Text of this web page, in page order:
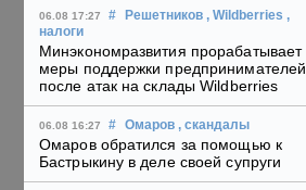
06.08 17:27 # Решетников , Wildberries ,
налоги
Минэкономразвития прорабатывает
меры поддержки предпринимателей
после атак на склады Wildberries
06.08 16:27 # Омаров , скандалы
Омаров обратился за помощью к
Бастрыкину в деле своей супруги